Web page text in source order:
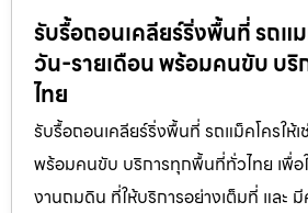
รับรื้อถอนเคลียร์ริ่งพื้นที่ รถแม
วัน-รายเดือน พร้อมคนขับ บ
ไทย
รับรื้อถอนเคลียร์ริ่งพื้นที่ รถแม็คโครให้เ
พร้อมคนขับ บริการทุกพื้นที่ทั่วไทย เพื่อ
งานถมดิน ที่ให้บริการอย่างเต็มที่ และ